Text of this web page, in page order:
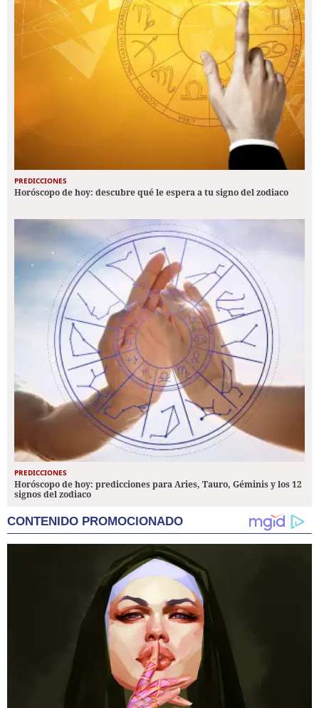
PREDICCIONES
Horóscopo de hoy: descubre qué le espera a tu signo del zodiaco
PREDICCIONES
Horóscopo de hoy: predicciones para Aries, Tauro, Géminis y los 12
signos del zodiaco
CONTENIDO PROMOCIONADO